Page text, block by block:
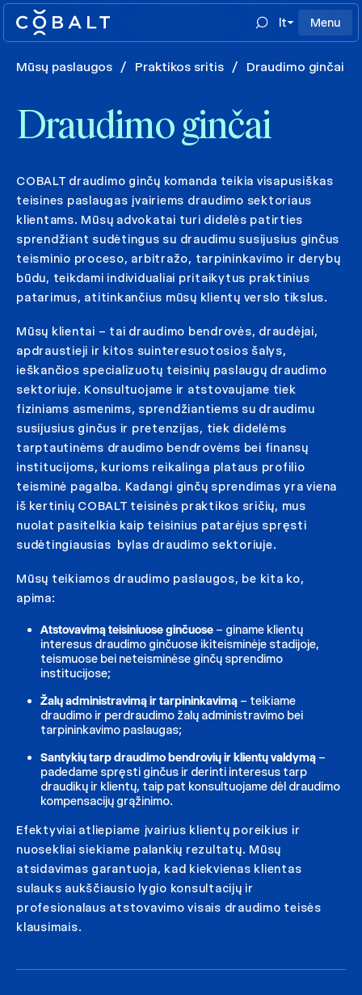
lt Menu
Mūsų paslaugos / Praktikos sritis / Draudimo ginčai
Draudimo ginčai
COBALT draudimo ginčų komanda teikia visapusiškas
teisines paslaugas įvairiems draudimo sektoriaus
klientams. Mūsų advokatai turi didelės patirties
sprendžiant sudėtingus su draudimu susijusius ginčus
teisminio proceso, arbitražo, tarpininkavimo ir derybų
būdu, teikdami individualiai pritaikytus praktinius
patarimus, atitinkančius mūsų klientų verslo tikslus.
Mūsų klientai – tai draudimo bendrovės, draudėjai,
apdraustieji ir kitos suinteresuotosios šalys,
ieškančios specializuotų teisinių paslaugų draudimo
sektoriuje. Konsultuojame ir atstovaujame tiek
fiziniams asmenims, sprendžiantiems su draudimu
susijusius ginčus ir pretenzijas, tiek didelėms
tarptautinėms draudimo bendrovėms bei finansų
institucijoms, kurioms reikalinga plataus profilio
teisminė pagalba. Kadangi ginčų sprendimas yra viena
iš kertinių COBALT teisinės praktikos sričių, mus
nuolat pasitelkia kaip teisinius patarėjus spręsti
sudėtingiausias bylas draudimo sektoriuje.
Mūsų teikiamos draudimo paslaugos, be kita ko,
apima:
Atstovavimą teisiniuose ginčuose – giname klientų
interesus draudimo ginčuose ikiteisminėje stadijoje,
teismuose bei neteisminėse ginčų sprendimo
institucijose;
Žalų administravimą ir tarpininkavimą – teikiame
draudimo ir perdraudimo žalų administravimo bei
tarpininkavimo paslaugas;
Santykių tarp draudimo bendrovių ir klientų valdymą –
padedame spręsti ginčus ir derinti interesus tarp
draudikų ir klientų, taip pat konsultuojame dėl draudimo
kompensacijų grąžinimo.
Efektyviai atliepiame įvairius klientų poreikius ir
nuosekliai siekiame palankių rezultatų. Mūsų
atsidavimas garantuoja, kad kiekvienas klientas
sulauks aukščiausio lygio konsultacijų ir
profesionalaus atstovavimo visais draudimo teisės
klausimais.